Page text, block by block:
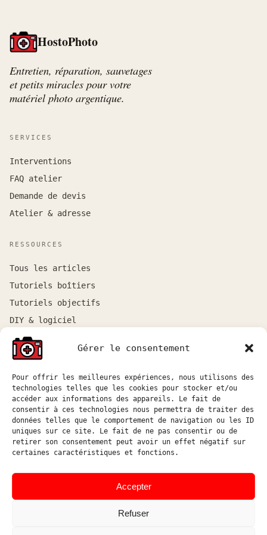
Gérer le consentement
Pour offrir les meilleures expériences, nous utilisons des
technologies telles que les cookies pour stocker et/ou
accéder aux informations des appareils. Le fait de
consentir à ces technologies nous permettra de traiter des
données telles que le comportement de navigation ou les ID
uniques sur ce site. Le fait de ne pas consentir ou de
retirer son consentement peut avoir un effet négatif sur
certaines caractéristiques et fonctions.
Accepter
Refuser
HostoPhoto
Entretien, réparation, sauvetages
et petits miracles pour votre
matériel photo argentique.
SERVICES
Interventions
FAQ atelier
Demande de devis
Atelier & adresse
RESSOURCES
Tous les articles
Tutoriels boîtiers
Tutoriels objectifs
DIY & logiciel
ATELIER
Atelier sur rendez-vous entre Marseille et Aix-en-
Provence.
Réponse aux demandes de devis sous 48h ouvrées.
atelier@hostophoto.fr
À propos de l’atelier
Accéder au suivi atelier